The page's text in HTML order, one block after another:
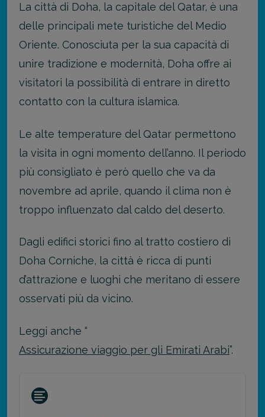
La città di Doha, la capitale del Qatar, è una
delle principali mete turistiche del Medio
Oriente. Conosciuta per la sua capacità di
unire tradizione e modernità, Doha offre ai
visitatori la possibilità di entrare in diretto
contatto con la cultura islamica.
Le alte temperature del Qatar permettono
la visita in ogni momento dell’anno. Il periodo
più consigliato è però quello che va da
novembre ad aprile, quando il clima non è
troppo influenzato dal caldo del deserto.
Dagli edifici storici fino al tratto costiero di
Doha Corniche, la città è ricca di punti
d’attrazione e luoghi che meritano di essere
osservati più da vicino.
Leggi anche “
Assicurazione viaggio per gli Emirati Arabi”.